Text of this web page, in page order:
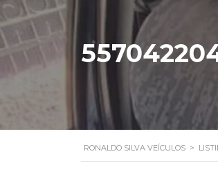
RONALDO SILVA VEÍCULOS >